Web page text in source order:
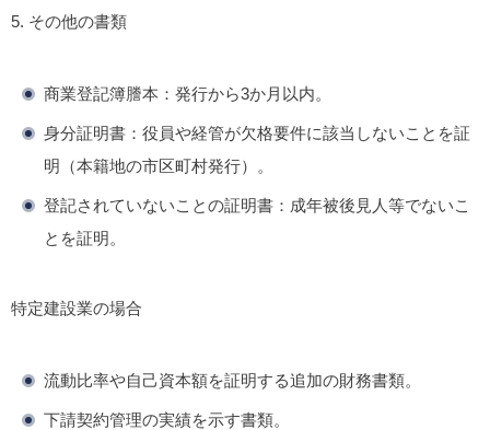
5. その他の書類
商業登記簿謄本 ：発行から3か月以内。
身分証明書 ：役員や経管が欠格要件に該当しないことを証
明（本籍地の市区町村発行）。
登記されていないことの証明書 ：成年被後見人等でないこ
とを証明。
特定建設業の場合
流動比率や自己資本額を証明する追加の財務書類。
下請契約管理の実績を示す書類。